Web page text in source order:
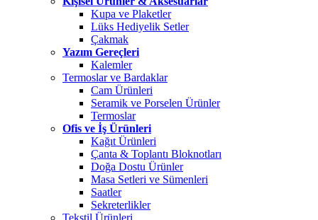
Kupa ve Plaketler
Lüks Hediyelik Setler
Çakmak
Yazım Gereçleri
Kalemler
Termoslar ve Bardaklar
Cam Ürünleri
Seramik ve Porselen Ürünler
Termoslar
Ofis ve İş Ürünleri
Kağıt Ürünleri
Çanta & Toplantı Bloknotları
Doğa Dostu Ürünler
Masa Setleri ve Sümenleri
Saatler
Sekreterlikler
Tekstil Ürünleri